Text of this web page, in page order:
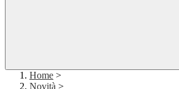
Home >
Novità >